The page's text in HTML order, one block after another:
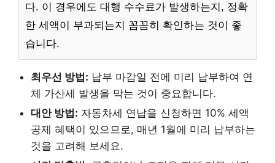
다. 이 경우에도 대행 수수료가 발생하는지, 정확
한 세액이 부과되는지 꼼꼼히 확인하는 것이 좋
습니다.
최우선 방법: 납부 마감일 전에 미리 납부하여 연
체 가산세 발생을 막는 것이 중요합니다.
대안 방법: 자동차세 연납을 신청하면 10% 세액
공제 혜택이 있으므로, 매년 1월에 미리 납부하는
것을 고려해 보세요.